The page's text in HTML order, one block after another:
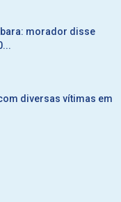
morador disse
diversas vítimas em